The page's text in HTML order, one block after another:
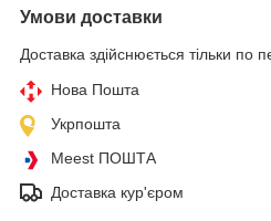
Умови доставки
Доставка здійснюється тільки по
Нова Пошта
Укрпошта
Meest ПОШТА
Доставка кур'єром